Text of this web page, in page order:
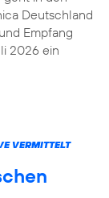
Deutschland
Empfang
2026 ein
VERMITTELT